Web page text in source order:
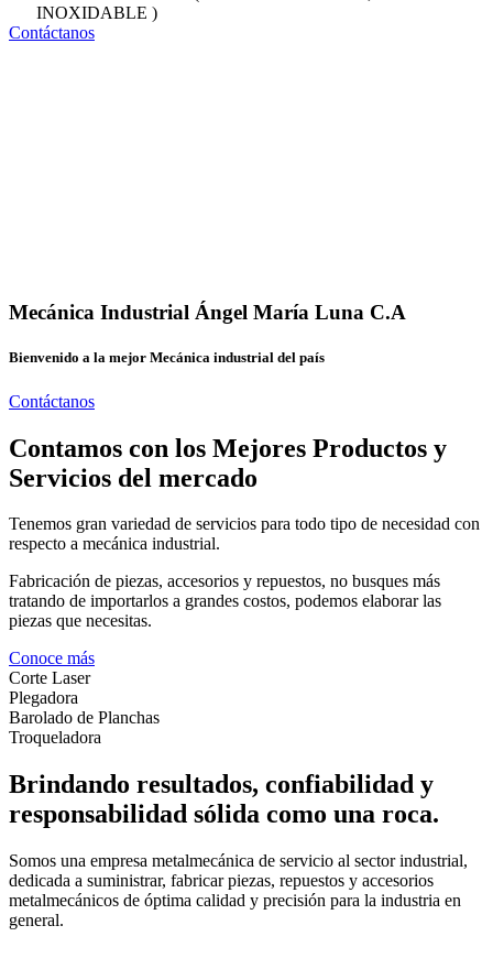
INOXIDABLE )
Contáctanos
Mecánica Industrial Ángel María Luna C.A
Bienvenido a la mejor Mecánica industrial del país
Contáctanos
Contamos con los Mejores Productos y
Servicios del mercado
Tenemos gran variedad de servicios para todo tipo de necesidad con
respecto a mecánica industrial.
Fabricación de piezas, accesorios y repuestos, no busques más
tratando de importarlos a grandes costos, podemos elaborar las
piezas que necesitas.
Conoce más
Corte Laser
Plegadora
Barolado de Planchas
Troqueladora
Brindando resultados, confiabilidad y
responsabilidad sólida como una roca.
Somos una empresa metalmecánica de servicio al sector industrial,
dedicada a suministrar, fabricar piezas, repuestos y accesorios
metalmecánicos de óptima calidad y precisión para la industria en
general.